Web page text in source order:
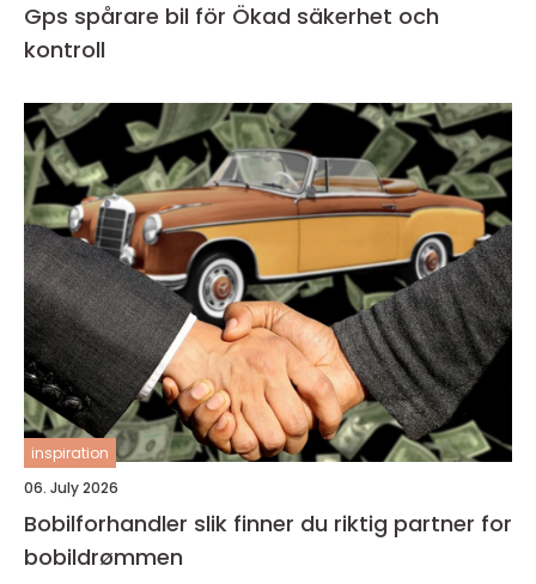
Gps spårare bil för Ökad säkerhet och
kontroll
inspiration
06. July 2026
Bobilforhandler slik finner du riktig partner for
bobildrømmen